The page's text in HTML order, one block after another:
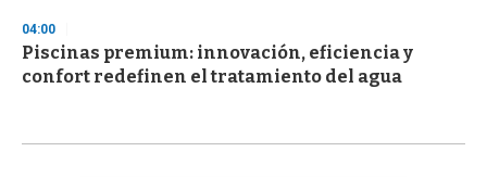
04:00
Piscinas premium: innovación, eficiencia y
confort redefinen el tratamiento del agua